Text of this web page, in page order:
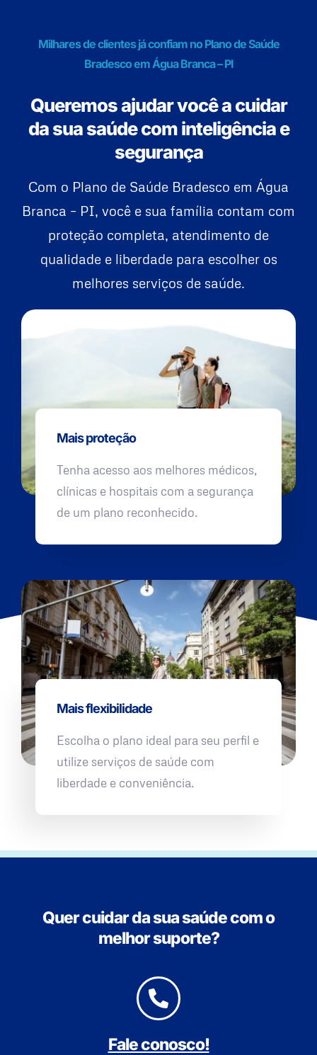
Milhares de clientes já confiam no Plano de Saúde
Bradesco em Água Branca – PI
Queremos ajudar você a cuidar
da sua saúde com inteligência e
segurança
Com o Plano de Saúde Bradesco em Água
Branca – PI, você e sua família contam com
proteção completa, atendimento de
qualidade e liberdade para escolher os
melhores serviços de saúde.
Mais proteção
Tenha acesso aos melhores médicos,
clínicas e hospitais com a segurança
de um plano reconhecido.
Mais flexibilidade
Escolha o plano ideal para seu perfil e
utilize serviços de saúde com
liberdade e conveniência.
Quer cuidar da sua saúde com o
melhor suporte?
Fale conosco!